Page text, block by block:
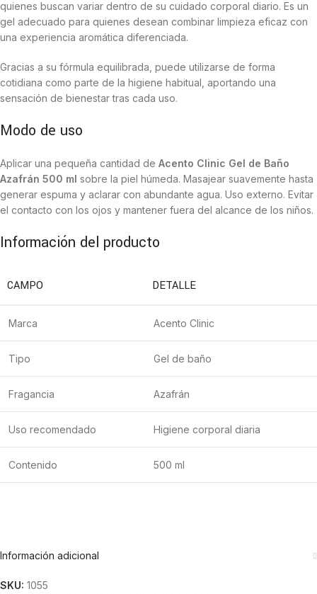
quienes buscan variar dentro de su cuidado corporal diario. Es un
gel adecuado para quienes desean combinar limpieza eficaz con
una experiencia aromática diferenciada.
Gracias a su fórmula equilibrada, puede utilizarse de forma
cotidiana como parte de la higiene habitual, aportando una
sensación de bienestar tras cada uso.
Modo de uso
Aplicar una pequeña cantidad de Acento Clinic Gel de Baño
Azafrán 500 ml sobre la piel húmeda. Masajear suavemente hasta
generar espuma y aclarar con abundante agua. Uso externo. Evitar
el contacto con los ojos y mantener fuera del alcance de los niños.
Información del producto
CAMPO DETALLE
Marca Acento Clinic
Tipo Gel de baño
Fragancia Azafrán
Uso recomendado Higiene corporal diaria
Contenido 500 ml
Información adicional
SKU: 1055